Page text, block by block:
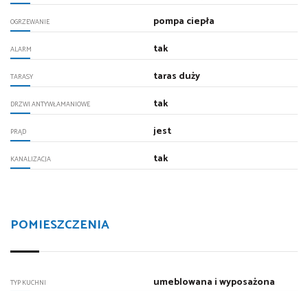
OGRZEWANIE pompa ciepła
ALARM tak
TARASY taras duży
DRZWI ANTYWŁAMANIOWE tak
PRĄD jest
KANALIZACJA tak
POMIESZCZENIA
TYP KUCHNI umeblowana i wyposażona